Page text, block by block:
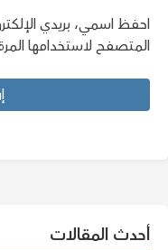
احفظ اسمي، بريدي
المتصفح لاستخدامها
أحدث المقالات